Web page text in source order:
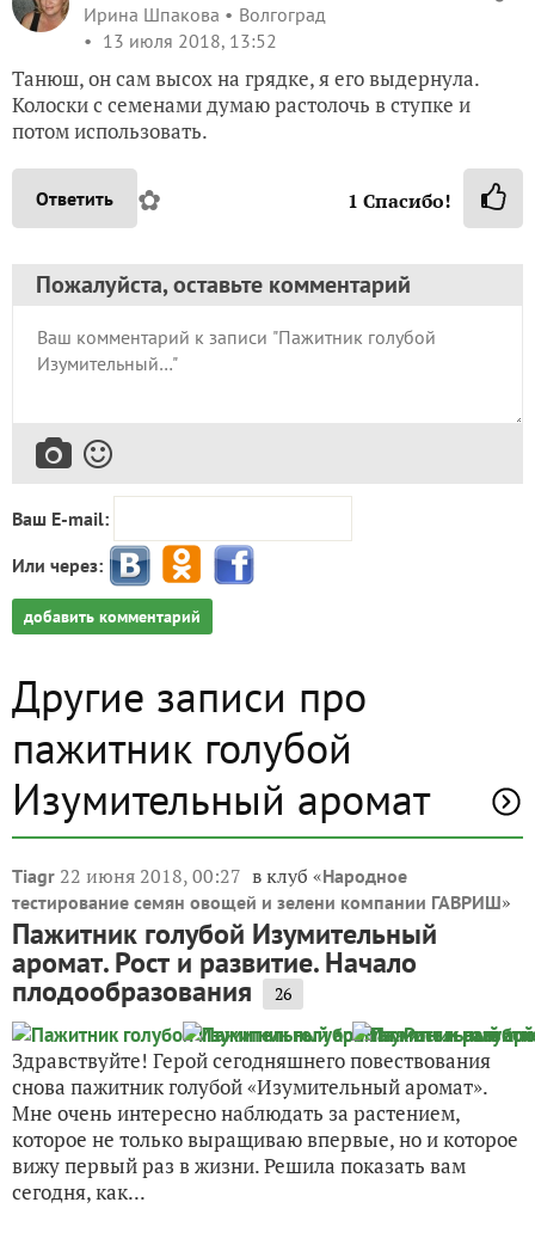
Ирина Шпакова
Волгоград
13 июля 2018, 13:52
Танюш, он сам высох на грядке, я его выдернула.
Колоски с семенами думаю растолочь в ступке и
потом использовать.
Ответить ✿ 1 Спасибо!
Пожалуйста, оставьте комментарий
Ваш E-mail:
Или через:
добавить комментарий
Другие записи про
пажитник голубой
Изумительный аромат
Tiagr 22 июня 2018, 00:27 в клуб «Народное
тестирование семян овощей и зелени компании ГАВРИШ»
Пажитник голубой Изумительный
аромат. Рост и развитие. Начало
плодообразования 26
Здравствуйте! Герой сегодняшнего повествования
снова пажитник голубой «Изумительный аромат».
Мне очень интересно наблюдать за растением,
которое не только выращиваю впервые, но и которое
вижу первый раз в жизни. Решила показать вам
сегодня, как...